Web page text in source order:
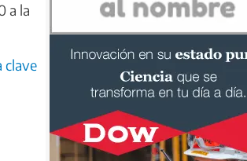
a la
clave